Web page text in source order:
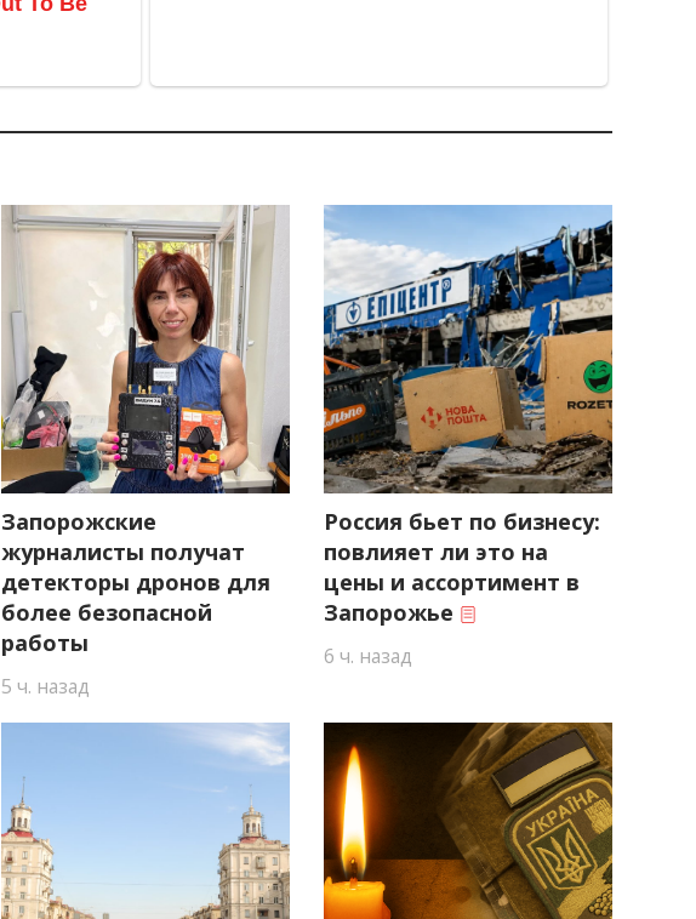
Запорожские
журналисты получат
детекторы дронов для
более безопасной
работы
5 ч. назад
Россия бьет по бизнесу:
повлияет ли это на
цены и ассортимент в
Запорожье
6 ч. назад